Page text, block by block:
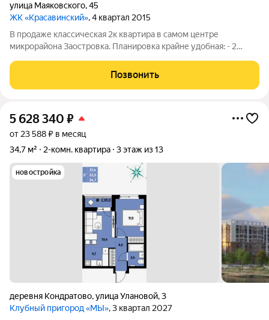
улица Маяковского,45
ЖК «Красавинский», 4 квартал 2015
В продаже классическая 2к квартира в самом центре
микрорайона Заостровка. Планировка крайне удобная: - 2
коридор с зонами под места хранения - Правильная по форме
кухня почти 9м - Раздельный
Позвонить
5 628 340 ₽
от 23 588 ₽ в месяц
34,7 м²
2-комн. квартира 3 этаж из 13
новостройка
деревня Кондратово,улица Улановой,3
Клубный пригород «МЫ», 3 квартал 2027